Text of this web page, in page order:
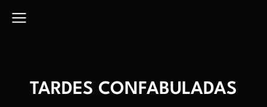
TARDES CONFABULADAS